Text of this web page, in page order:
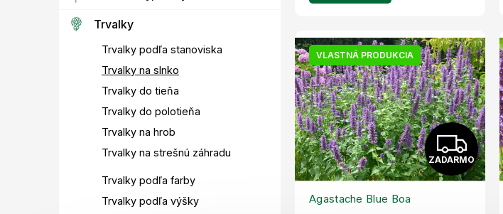
Trvalky
Trvalky podľa stanoviska
Trvalky na slnko
Trvalky do tieňa
Trvalky do polotieňa
Trvalky na hrob
Trvalky na strešnú záhradu
Trvalky podľa farby
Trvalky podľa výšky
VLASTNÁ PRODUKCIA
Z
A
ZADARMO
Agastache Blue Boa